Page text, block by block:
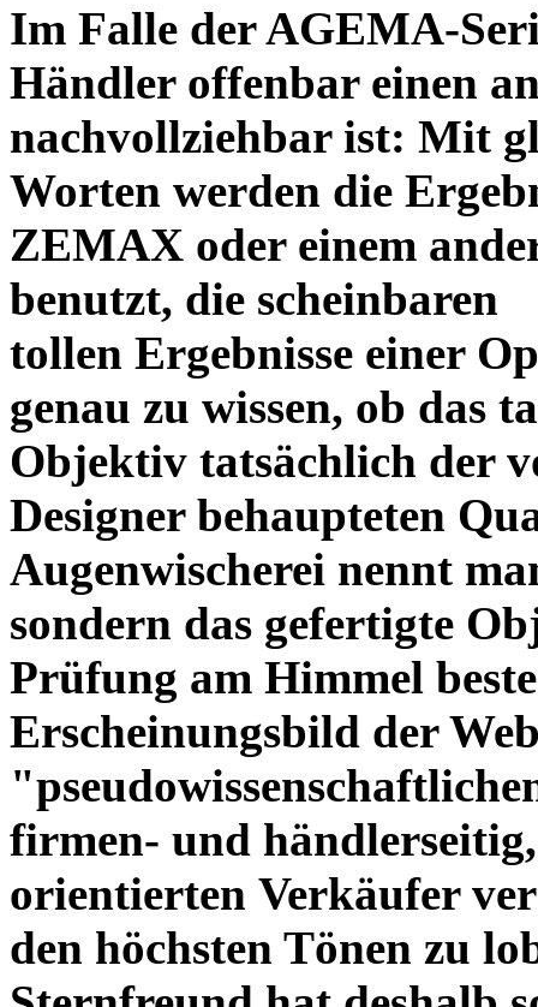
Im Falle der AGEMA-
Händler offenbar einen
nachvollziehbar ist: Mit
Worten werden die
ZEMAX oder einem
benutzt, die scheinbaren
tollen Ergebnisse einer
genau zu wissen, ob das
Objektiv tatsächlich der
Designer behaupteten
Augenwischerei nennt
sondern das gefertigte
Prüfung am Himmel
Erscheinungsbild der
firmen- und
orientierten Verkäufer
den höchsten Tönen zu